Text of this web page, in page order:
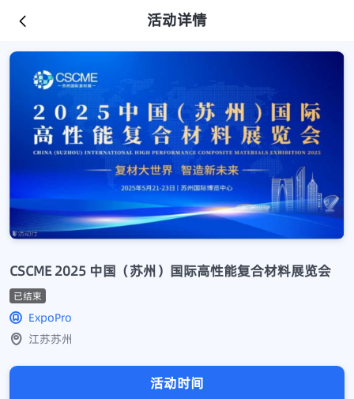
活动详情
CSCME 2025 中国（苏州）国际高性能复合材料展览会
已结束
ExpoPro
江苏苏州
活动时间